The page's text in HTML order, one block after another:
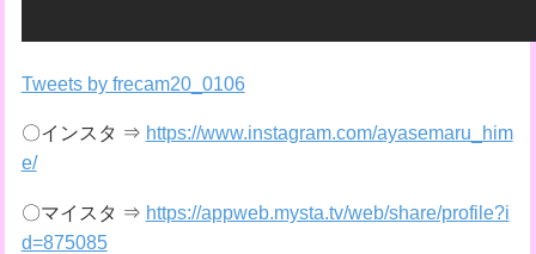
Tweets by frecam20_0106
〇インスタ ⇒ https://www.instagram.com/ayasemaru_him
e/
〇マイスタ ⇒ https://appweb.mysta.tv/web/share/profile?i
d=875085